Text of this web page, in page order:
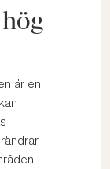
är en